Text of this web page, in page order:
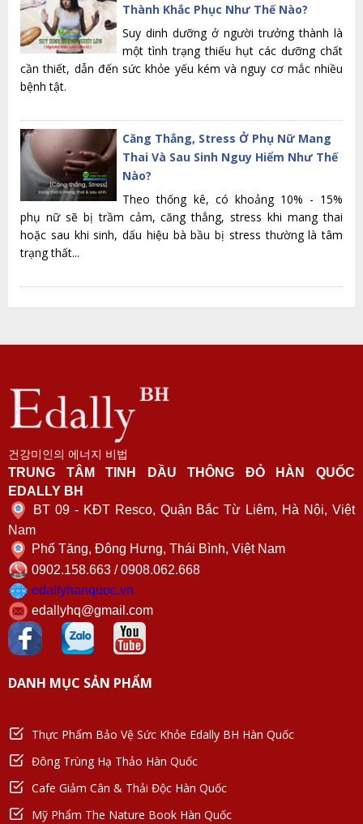
Thành Khắc Phục Như Thế Nào?
Suy dinh dưỡng ở người trưởng thành là
một tình trạng thiếu hụt các dưỡng chất
cần thiết, dẫn đến sức khỏe yếu kém và nguy cơ mắc nhiều
bệnh tật.
Căng Thẳng, Stress Ở Phụ Nữ Mang
Thai Và Sau Sinh Nguy Hiểm Như Thế
Nào?
Theo thống kê, có khoảng 10% - 15%
phụ nữ sẽ bị trầm cảm, căng thẳng, stress khi mang thai
hoặc sau khi sinh, dấu hiệu bà bầu bị stress thường là tâm
trạng thất...
건강미인의 에너지 비법
TRUNG TÂM TINH DẦU THÔNG ĐỎ HÀN QUỐC
EDALLY BH
BT 09 - KĐT Resco, Quận Bắc Từ Liêm, Hà Nội, Việt
Nam
Phố Tăng, Đông Hưng, Thái Bình, Việt Nam
0902.158.663 / 0908.062.668
edallyhanquoc.vn
edallyhq@gmail.com
DANH MỤC SẢN PHẨM
Thực Phẩm Bảo Vệ Sức Khỏe Edally BH Hàn Quốc
Đông Trùng Hạ Thảo Hàn Quốc
Cafe Giảm Cân & Thải Độc Hàn Quốc
Mỹ Phẩm The Nature Book Hàn Quốc